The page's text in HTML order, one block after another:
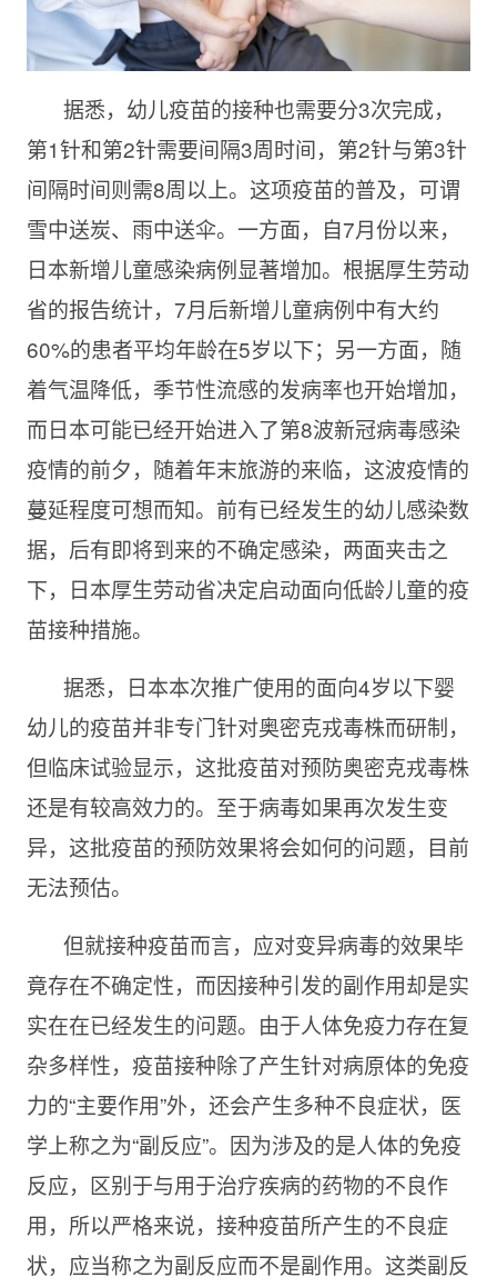
据悉，幼儿疫苗的接种也需要分3次完成，
第1针和第2针需要间隔3周时间，第2针与第3针
间隔时间则需8周以上。这项疫苗的普及，可谓
雪中送炭、雨中送伞。一方面，自7月份以来，
日本新增儿童感染病例显著增加。根据厚生劳动
省的报告统计，7月后新增儿童病例中有大约
60%的患者平均年龄在5岁以下；另一方面，随
着气温降低，季节性流感的发病率也开始增加，
而日本可能已经开始进入了第8波新冠病毒感染
疫情的前夕，随着年末旅游的来临，这波疫情的
蔓延程度可想而知。前有已经发生的幼儿感染数
据，后有即将到来的不确定感染，两面夹击之
下，日本厚生劳动省决定启动面向低龄儿童的疫
苗接种措施。
据悉，日本本次推广使用的面向4岁以下婴
幼儿的疫苗并非专门针对奥密克戎毒株而研制，
但临床试验显示，这批疫苗对预防奥密克戎毒株
还是有较高效力的。至于病毒如果再次发生变
异，这批疫苗的预防效果将会如何的问题，目前
无法预估。
但就接种疫苗而言，应对变异病毒的效果毕
竟存在不确定性，而因接种引发的副作用却是实
实在在已经发生的问题。由于人体免疫力存在复
杂多样性，疫苗接种除了产生针对病原体的免疫
力的“主要作用”外，还会产生多种不良症状，医
学上称之为“副反应”。因为涉及的是人体的免疫
反应，区别于与用于治疗疾病的药物的不良作
用，所以严格来说，接种疫苗所产生的不良症
状，应当称之为副反应而不是副作用。这类副反